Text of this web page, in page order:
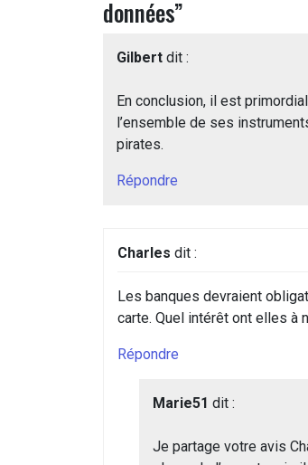
données”
Gilbert dit :
En conclusion, il est
l’ensemble de ses
pirates.
Répondre
Charles dit :
Les banques devraient
carte. Quel intérêt ont elles à
Répondre
Marie51 dit :
Je partage votre avis